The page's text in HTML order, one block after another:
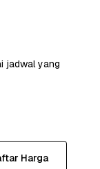
jadwal yang
Harga